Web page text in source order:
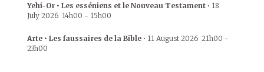
Yehi-Or • Les esséniens et le Nouveau Testament • 18
July 2026 14h00 - 15h00
Arte • Les faussaires de la Bible • 11 August 2026 21h00 -
23h00